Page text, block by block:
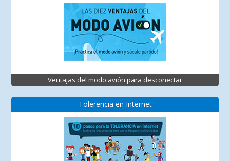
Ventajas del modo avión para desconectar
Tolerencia en Internet